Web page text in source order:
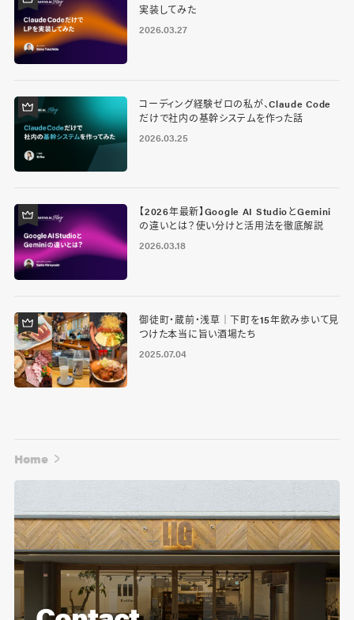
実装してみた
2026.03.27
コーディング経験ゼロの私が、Claude Code
だけで社内の基幹システムを作った話
2026.03.25
【2026年最新】Google AI StudioとGemini
の違いとは？使い分けと活用法を徹底解説
2026.03.18
御徒町・蔵前・浅草｜下町を15年飲み歩いて見
つけた本当に旨い酒場たち
2025.07.04
Home